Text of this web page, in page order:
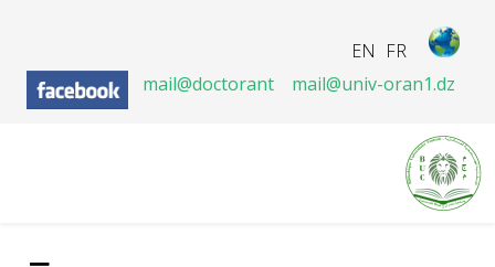
FR
EN
mail@doctorant
mail@univ-oran1.dz